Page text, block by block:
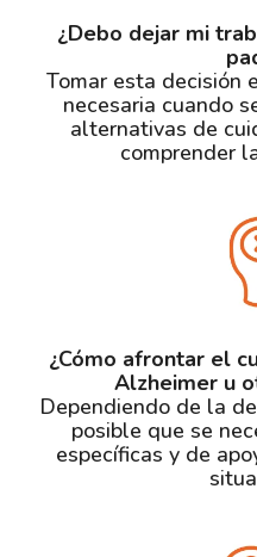
¿Debo dejar mi
Tomar esta decisión
necesaria cuando
alternativas de
comprender
¿Cómo afrontar el
Alzheimer u
Dependiendo de la
posible que se
específicas y de